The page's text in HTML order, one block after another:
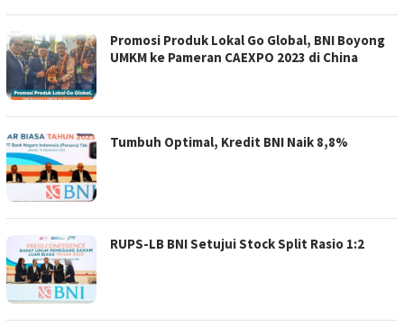
Promosi Produk Lokal Go Global, BNI Boyong
UMKM ke Pameran CAEXPO 2023 di China
Tumbuh Optimal, Kredit BNI Naik 8,8%
RUPS-LB BNI Setujui Stock Split Rasio 1:2